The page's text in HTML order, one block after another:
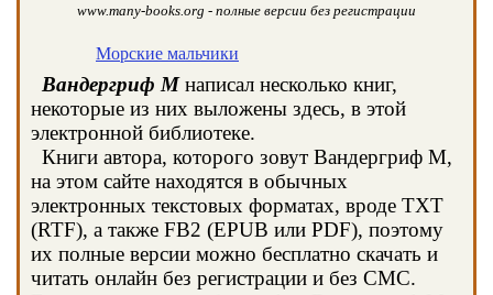
www.many-books.org - полные версии без регистрации
Морские мальчики
Вандергриф Мнаписал несколько книг,
некоторые из них выложены здесь, в этой
электронной библиотеке.
Книги автора, которого зовут Вандергриф М,
на этом сайте находятся в обычных
электронных текстовых форматах, вроде TXT
(RTF), а также FB2 (EPUB или PDF), поэтому
их полные версии можно бесплатно скачать и
читать онлайн без регистрации и без СМС.